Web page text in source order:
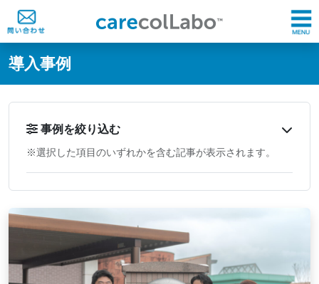
@ -0,0 +1,60 @@
導入事例
事例を絞り込む
※選択した項目のいずれかを含む記事が表示されます。